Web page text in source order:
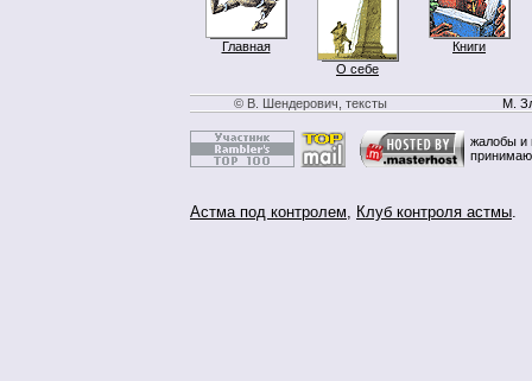
Главная
О себе
Книги
© В. Шендерович, тексты М.
жалобы и
Астма под контролем, Клуб контроля астмы.